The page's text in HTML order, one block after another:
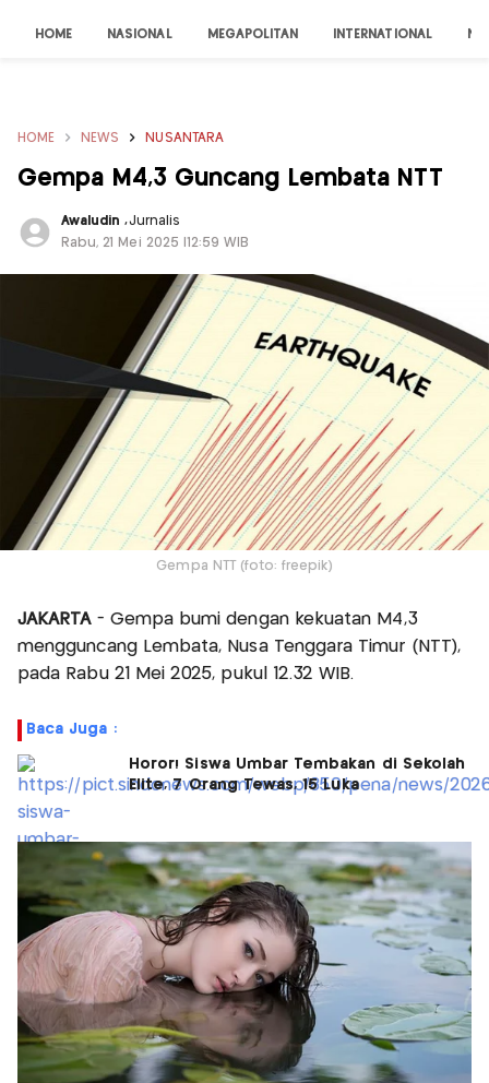
HOME NASIONAL MEGAPOLITAN INTERNATIONAL
HOME NEWS NUSANTARA
Gempa M4,3 Guncang Lembata NTT
Awaludin,Jurnalis
Rabu, 21 Mei 2025 |12:59 WIB
Gempa NTT (foto: freepik)
JAKARTA- Gempa bumi dengan kekuatan M4,3
mengguncang Lembata, Nusa Tenggara Timur (NTT),
pada Rabu 21 Mei 2025, pukul 12.32 WIB.
Baca Juga :
Horor! Siswa Umbar Tembakan di Sekolah
Elite, 7 Orang Tewas, 15 Luka